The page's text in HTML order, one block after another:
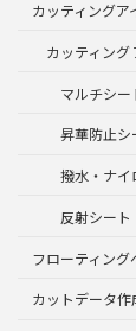
カッティングア
カッティング
マルチシー
昇華防止シ
撥水・ナイ
反射シート
フローティン
カットデータ作